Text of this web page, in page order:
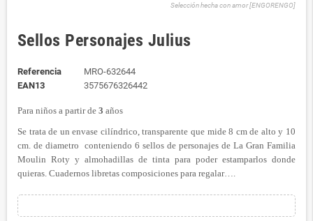
Selección hecha con amor [ENGORENGO]
Sellos Personajes Julius
Referencia
MRO-632644
EAN13
3575676326442
Para niños a partir de 3 años
Se trata de un envase cilíndrico, transparente que mide 8 cm de alto y 10
cm. de diametro conteniendo 6 sellos de personajes de La Gran Familia
Moulin Roty y almohadillas de tinta para poder estamparlos donde
quieras. Cuadernos libretas composiciones para regalar….